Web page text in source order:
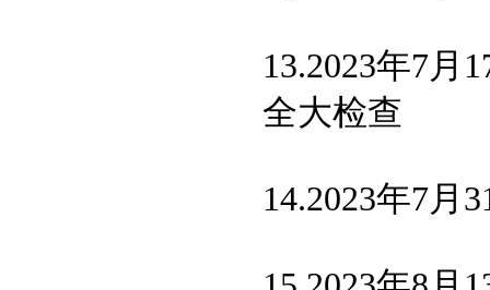
13.2023年7月
全大检查
14.2023年7月